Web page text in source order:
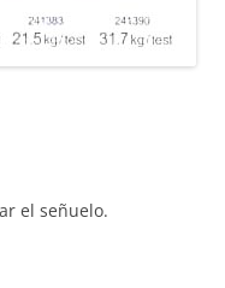
el señuelo.